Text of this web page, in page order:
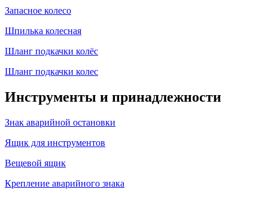
Запасное колесо
Шпилька колесная
Шланг подкачки колёс
Шланг подкачки колес
Инструменты и принадлежности
Знак аварийной остановки
Ящик для инструментов
Вещевой ящик
Крепление аварийного знака